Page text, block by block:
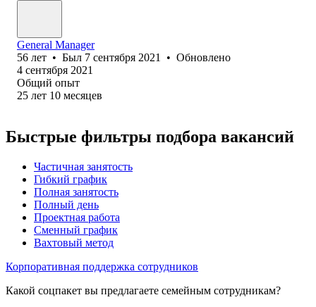
General Manager
56 лет • Был 7 сентября 2021 • Обновлено
4 сентября 2021
Общий опыт
25 лет 10 месяцев
Быстрые фильтры подбора вакансий
Частичная занятость
Гибкий график
Полная занятость
Полный день
Проектная работа
Сменный график
Вахтовый метод
Корпоративная поддержка сотрудников
Какой соцпакет вы предлагаете семейным сотрудникам?